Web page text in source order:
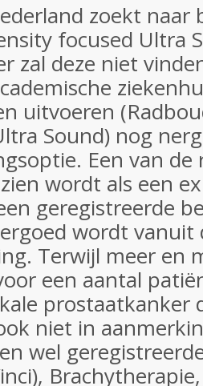
zoekt naar
focused Ultra
zal deze niet
uitvoeren
Sound) nog
Een van
wordt als een
geregistreerde
wordt vanuit
Terwijl meer en
een aantal
prostaatkanker
niet in
wel